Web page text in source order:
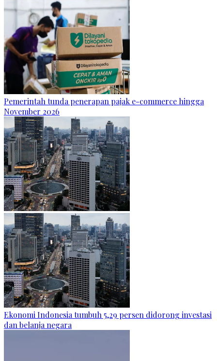
Pemerintah tunda penerapan pajak e-commerce hingga
November 2026
Ekonomi Indonesia tumbuh 5,29 persen didorong investasi
dan belanja negara